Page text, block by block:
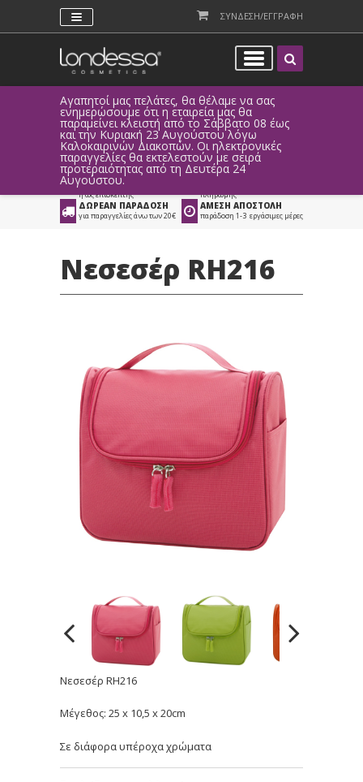
ΣΥΝΔΕΣΗ/ΕΓΓΡΑΦΗ
Αγαπητοί μας πελάτες, θα θέλαμε να σας
ενημερώσουμε ότι η εταιρεία μας θα
παραμείνει κλειστή από το Σάββατο 08 έως
και την Κυριακή 23 Αυγούστου λόγω
Καλοκαιρινών Διακοπών. Οι ηλεκτρονικές
παραγγελίες θα εκτελεστούν με σειρά
προτεραιότητας από τη Δευτέρα 24
Αυγούστου.
Προϊόντα > Είδη Αισθητικής
>
Βαλιτσάκια - Νεσεσέρ
> Νεσεσέρ
ΑΜΕΣΗ ΣΥΝΔΕΣΗ
Facebook, Gmail
ή ως επισκέπτης
ΕΥΚΟΛΕΣ ΑΓΟΡΕΣ
πληρωμής
ΔΩΡΕΑΝ ΠΑΡΑΔΟΣΗ
για παραγγελίες άνω των 20€
ΑΜΕΣΗ ΑΠΟΣΤΟΛΗ
παράδοση 1-3 εργάσιμες μέρες
Νεσεσέρ RH216
Νεσεσέρ RH216
Μέγεθος: 25 x 10,5 x 20cm
Σε διάφορα υπέροχα χρώματα